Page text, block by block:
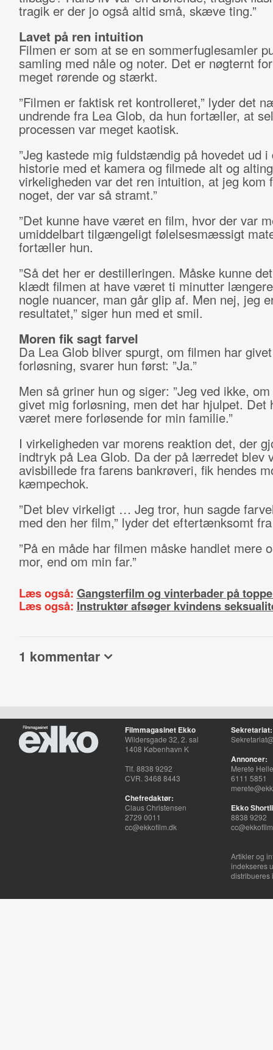
tragik er der jo også altid små, skæve ting.”
Lavet på ren intuition
Filmen er som at se en sommerfuglesamler
samling med nåle og noter. Det er nøgternt
meget rørende og stærkt.
”Filmen er faktisk ret kontrolleret,” lyder det
undrende fra Lea Glob, da hun fortæller, at
processen var meget kaotisk.
”Jeg kastede mig fuldstændig på hovedet ud i
historie med et kamera og filmede alt og
virkeligheden var det ren intuition, at jeg kom
noget, der var så stramt.”
”Det kunne have været en film, hvor der var
umiddelbart tilgængeligt følelsesmæssigt
fortæller hun.
”Så det her er destilleringen. Måske kunne
klædt filmen at have været ti minutter
nogle nuancer, man går glip af. Men nej, jeg
resultatet,” siger hun med et smil.
Moren fik sagt farvel
Da Lea Glob bliver spurgt, om filmen har
forløsning, svarer hun først: ”Ja.”
Men så griner hun og siger: ”Jeg ved ikke,
givet mig forløsning, men det har hjulpet. Det
været mere forløsende for min familie.”
I virkeligheden var morens reaktion det, der
indtryk på Lea Glob. Da der på lærredet blev
avisbillede fra farens bankrøveri, fik hendes
kæmpechok.
”Det blev virkeligt … Jeg tror, hun sagde
med den her film,” lyder det eftertænksomt
”På en måde har filmen måske handlet mere
mor, end om min far.”
Læs også: Gangsterfilm og vinterbader på
Læs også: Instruktør afsøger kvindens
1 kommentar
Filmmagasinet Ekko
Wildersgade 32, 2. sal
1408 København K
Tlf. 8838 9292
CVR. 3468 8443
Chefredaktør:
Claus Christensen
2729 0011
cc@ekkofilm.dk
Sekretariat:
Annoncer:
Merete
6111 5851
Ekko
8838 9292
Artikler og
indekseres
distribueres